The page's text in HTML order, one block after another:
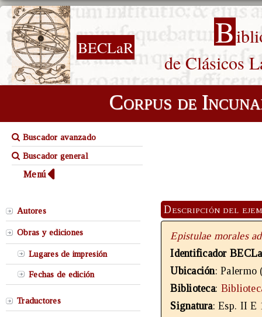
BECLaR B
de Clásicos
Corpus de
Buscador avanzado
Buscador general
Menú
Autores
Obras y ediciones
Lugares de impresión
Fechas de edición
Traductores
Descripción del
Epistulae morales
Identificador
Ubicación: Palermo
Biblioteca:
Signatura: Esp. II E